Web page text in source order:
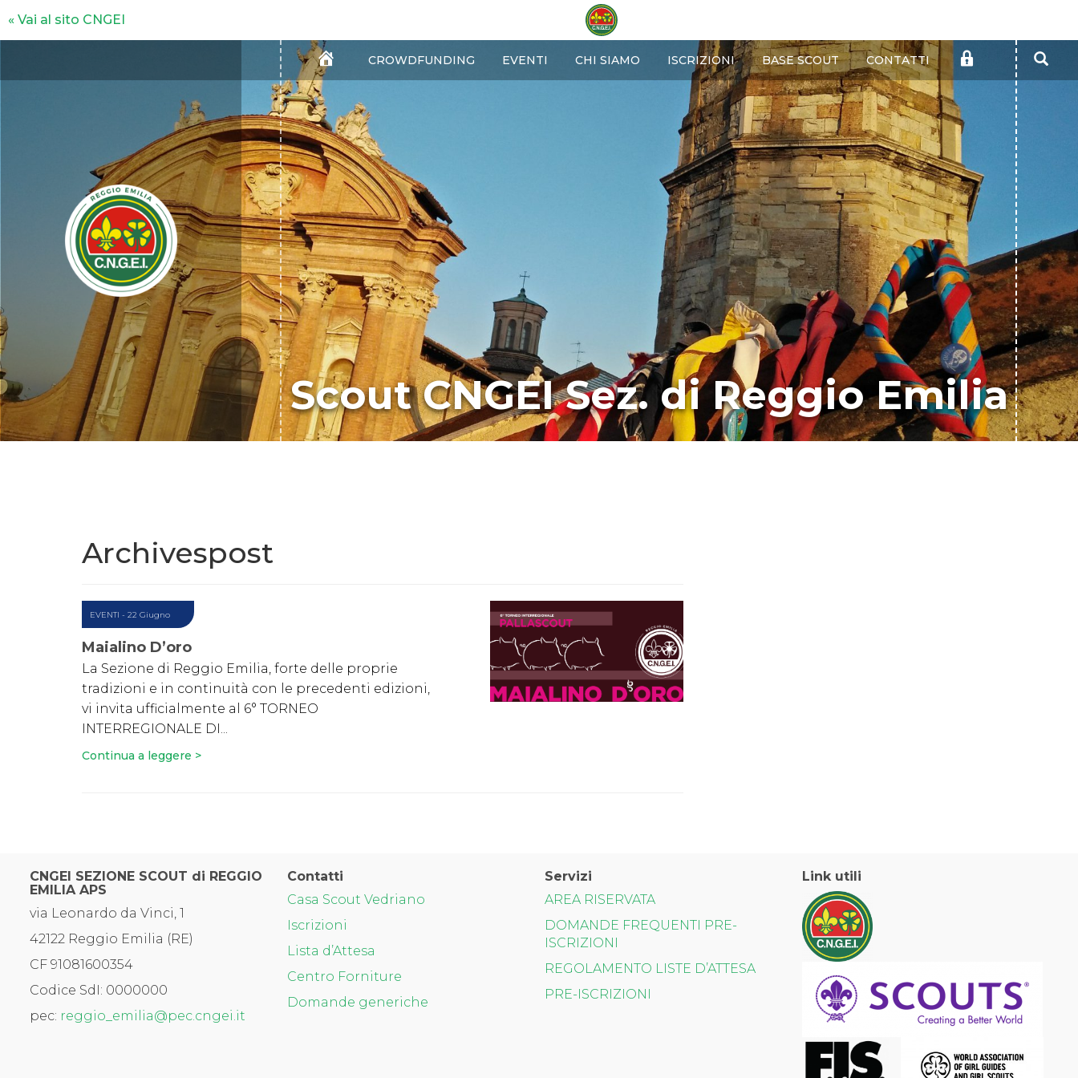
« Vai al sito CNGEI
HOMECROWDFUNDING EVENTI CHI SIAMO ISCRIZIONI BASE SCOUT CONTATTI
AREA
RISERVATA
Scout CNGEI Sez. di Reggio Emilia
Archivespost
EVENTI - 22 Giugno
Maialino D’oro
La Sezione di Reggio Emilia, forte delle proprie
tradizioni e in continuità con le precedenti edizioni,
vi invita ufficialmente al 6° TORNEO
INTERREGIONALE DI...
Continua a leggere >
CNGEI SEZIONE SCOUT di REGGIO
EMILIA APS
via Leonardo da Vinci, 1
42122 Reggio Emilia (RE)
CF 91081600354
Codice SdI: 0000000
pec: reggio_emilia@pec.cngei.it
Contatti
Casa Scout Vedriano
Iscrizioni
Lista d’Attesa
Centro Forniture
Domande generiche
Servizi
AREA RISERVATA
DOMANDE FREQUENTI PRE-
ISCRIZIONI
REGOLAMENTO LISTE D’ATTESA
PRE-ISCRIZIONI
Link utili